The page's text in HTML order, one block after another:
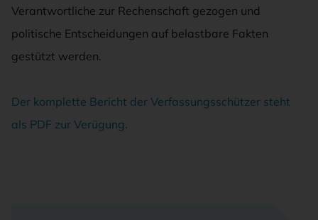
Verantwortliche zur Rechenschaft gezogen und
politische Entscheidungen auf belastbare Fakten
gestützt werden.
Der komplette Bericht der Verfassungsschützer steht
als PDF zur Verügung.